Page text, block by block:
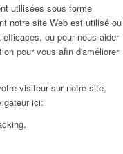
utilisées sous forme
notre site Web est utilisé ou
ou pour nous aider
pour vous afin d'améliorer
visiteur sur notre site,
ici: